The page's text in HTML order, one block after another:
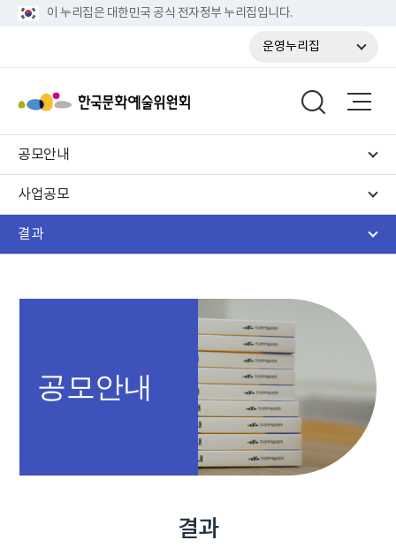
이 누리집은 대한민국 공식 전자정부 누리집입니다.
운영누리집
공모안내
사업공모
결과
공모안내
결과